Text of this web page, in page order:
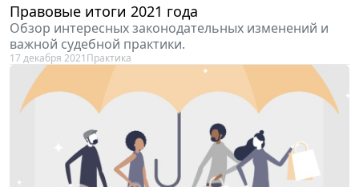
Правовые итоги 2021 года
Обзор интересных законодательных изменений и
важной судебной практики.
17 декабря 2021 Практика